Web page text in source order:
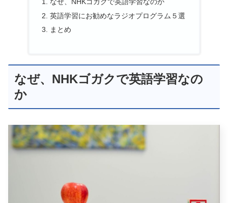
英語学習にお勧めなラジオプログラム５選
まとめ
なぜ、NHKゴガクで英語学習なの
か